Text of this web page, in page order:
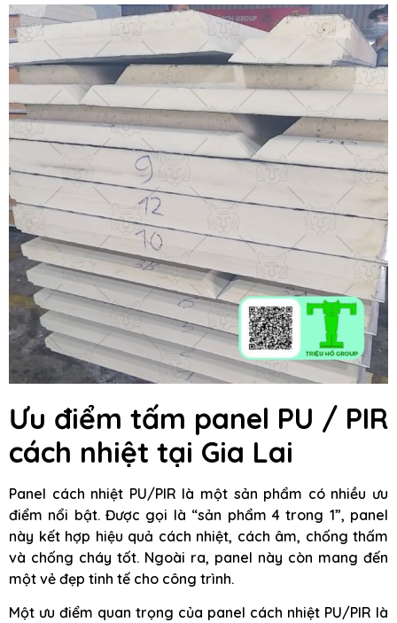
Ưu điểm tấm panel PU / PIR
cách nhiệt tại Gia Lai
Panel cách nhiệt PU/PIR là một sản phẩm có nhiều ưu
điểm nổi bật. Được gọi là “sản phẩm 4 trong 1”, panel
này kết hợp hiệu quả cách nhiệt, cách âm, chống thấm
và chống cháy tốt. Ngoài ra, panel này còn mang đến
một vẻ đẹp tinh tế cho công trình.
Một ưu điểm quan trọng của panel cách nhiệt PU/PIR là